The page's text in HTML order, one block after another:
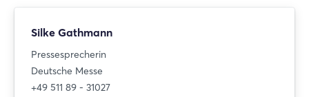
Silke Gathmann
Pressesprecherin
Deutsche Messe
+49 511 89 - 31027